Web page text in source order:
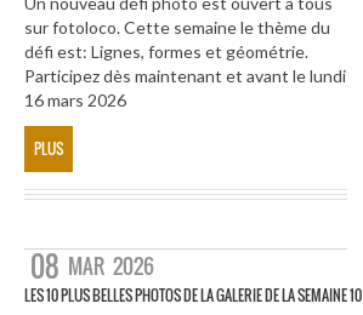
sur fotoloco. Cette semaine le thème du
défi est: Lignes, formes et géométrie.
Participez dès maintenant et avant le lundi
16 mars 2026
PLUS
08 MAR 2026
LES 10 PLUS BELLES PHOTOS DE LA GALERIE DE LA SEMAINE 10